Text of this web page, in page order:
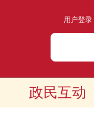
用户登录
政民互动